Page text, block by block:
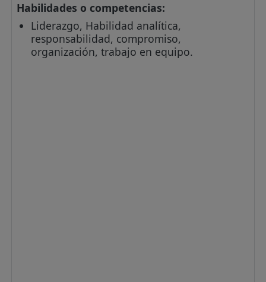
Habilidades o competencias:
Liderazgo, Habilidad analítica,
responsabilidad, compromiso,
organización, trabajo en equipo.